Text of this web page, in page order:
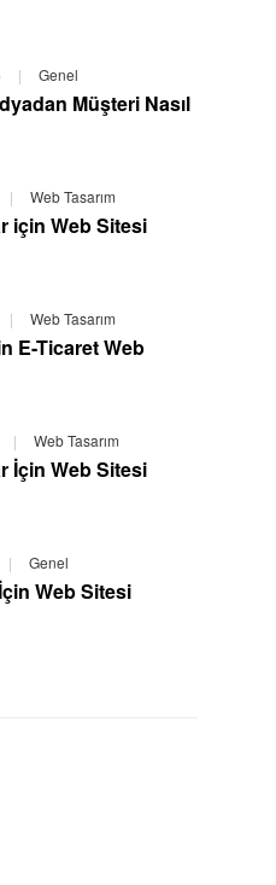
| Genel
Müşteri Nasıl
| Web Tasarım
için Web Sitesi
| Web Tasarım
E-Ticaret Web
| Web Tasarım
İçin Web Sitesi
| Genel
Web Sitesi